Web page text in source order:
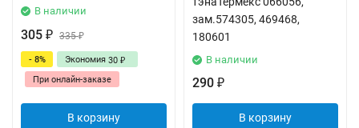
В наличии
305 ₽ 335₽
- 8% Экономия 30 ₽
При онлайн-заказе
В корзину
зам.574305, 469468,
180601
В наличии
290 ₽
В корзину